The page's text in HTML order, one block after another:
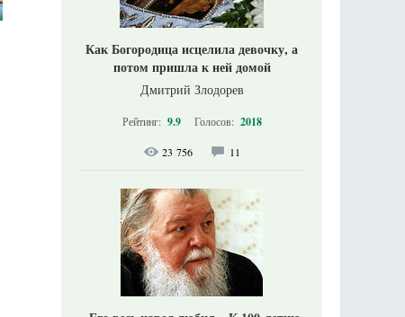
Как Богородица исцелила девочку, а
потом пришла к ней домой
Дмитрий Злодорев
Рейтинг: 9.9 Голосов: 2018
23 756 11